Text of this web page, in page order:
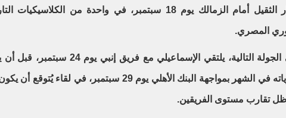
العيار الثقيل أمام الزمالك يوم 18 سبتمبر، في واحدة من الكلاسيكيات
المصري.
وفي الجولة التالية، يلتقي الإسماعيلي مع فريق إنبي يوم 24
مبارياته في الشهر بمواجهة البنك الأهلي يوم 29 سبتمبر، في لقاء يُتوقع
تقارب مستوى الفريقين.